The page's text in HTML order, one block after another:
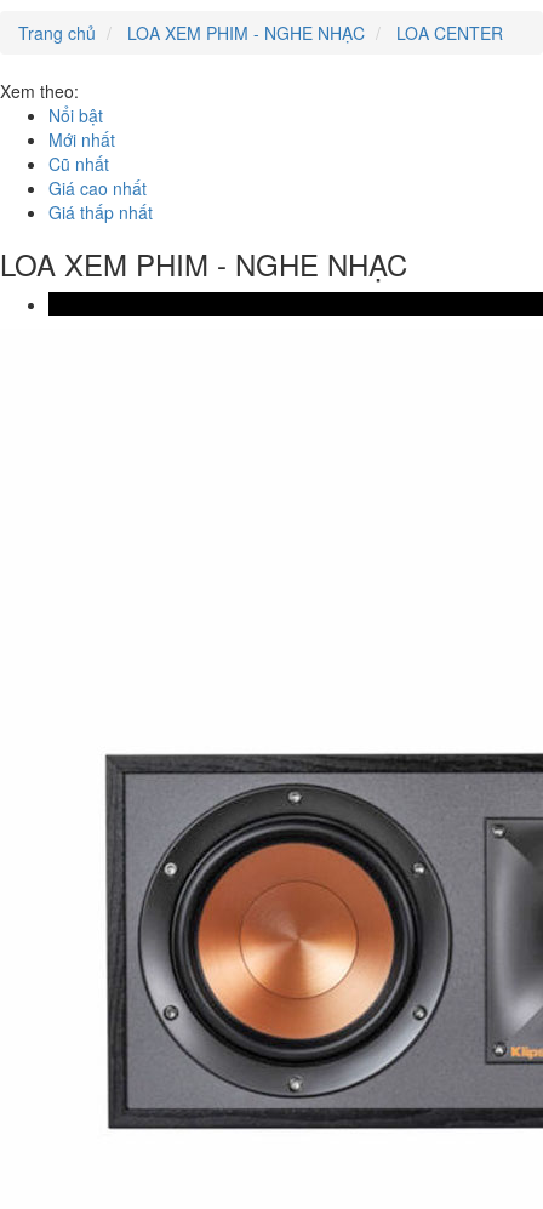
Trang chủ
LOA XEM PHIM - NGHE NHẠC LOA CENTER
Xem theo:
Nổi bật
Mới nhất
Cũ nhất
Giá cao nhất
Giá thấp nhất
LOA XEM PHIM - NGHE NHẠC